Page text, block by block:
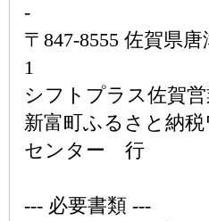
-
〒847-8555 佐賀県
1
シフトプラス佐賀
新富町ふるさと納
センター 行
--- 必要書類 ---